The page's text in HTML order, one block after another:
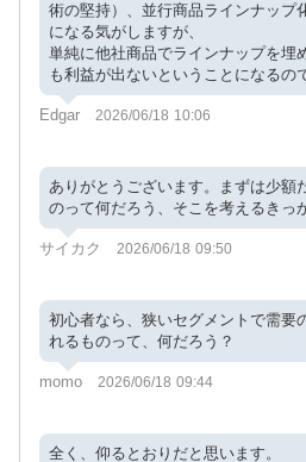
術の堅持）、並行商品ラインナップ
になる気がしますが、
単純に他社商品でラインナップを埋
も利益が出ないということになるの
Edgar 2026/06/18 10:06
ありがとうございます。まずは少額
のって何だろう、そこを考えるきっ
サイカク 2026/06/18 09:50
初心者なら、狭いセグメントで需要
れるものって、何だろう？
momo 2026/06/18 09:44
全く、仰るとおりだと思います。